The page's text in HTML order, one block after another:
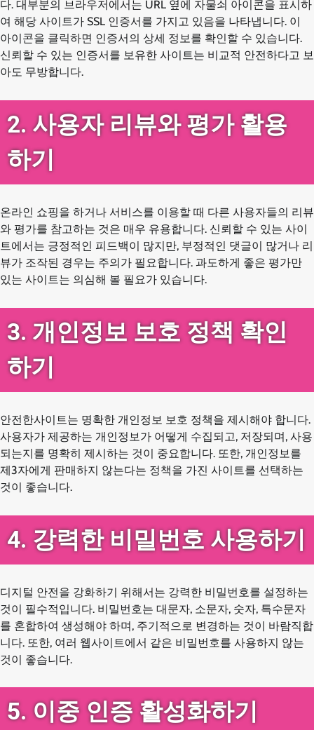
다. 대부분의 브라우저에서는 URL 옆에 자물쇠 아이콘을 표시하
여 해당 사이트가 SSL 인증서를 가지고 있음을 나타냅니다. 이
아이콘을 클릭하면 인증서의 상세 정보를 확인할 수 있습니다.
신뢰할 수 있는 인증서를 보유한 사이트는 비교적 안전하다고 보
아도 무방합니다.
2. 사용자 리뷰와 평가 활용
하기
온라인 쇼핑을 하거나 서비스를 이용할 때 다른 사용자들의 리뷰
와 평가를 참고하는 것은 매우 유용합니다. 신뢰할 수 있는 사이
트에서는 긍정적인 피드백이 많지만, 부정적인 댓글이 많거나 리
뷰가 조작된 경우는 주의가 필요합니다. 과도하게 좋은 평가만
있는 사이트는 의심해 볼 필요가 있습니다.
3. 개인정보 보호 정책 확인
하기
안전한사이트는 명확한 개인정보 보호 정책을 제시해야 합니다.
사용자가 제공하는 개인정보가 어떻게 수집되고, 저장되며, 사용
되는지를 명확히 제시하는 것이 중요합니다. 또한, 개인정보를
제3자에게 판매하지 않는다는 정책을 가진 사이트를 선택하는
것이 좋습니다.
4. 강력한 비밀번호 사용하기
디지털 안전을 강화하기 위해서는 강력한 비밀번호를 설정하는
것이 필수적입니다. 비밀번호는 대문자, 소문자, 숫자, 특수문자
를 혼합하여 생성해야 하며, 주기적으로 변경하는 것이 바람직합
니다. 또한, 여러 웹사이트에서 같은 비밀번호를 사용하지 않는
것이 좋습니다.
5. 이중 인증 활성화하기